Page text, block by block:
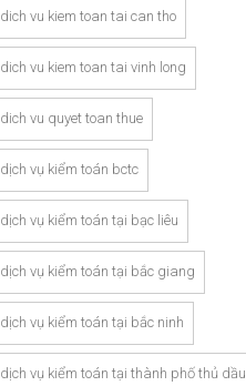
dich vu kiem toan tai can tho
dich vu kiem toan tai vinh long
dich vu quyet toan thue
dịch vụ kiểm toán bctc
dịch vụ kiểm toán tại bạc liêu
dịch vụ kiểm toán tại bắc giang
dịch vụ kiểm toán tại bắc ninh
dịch vụ kiểm toán tại thành phố thủ dầu